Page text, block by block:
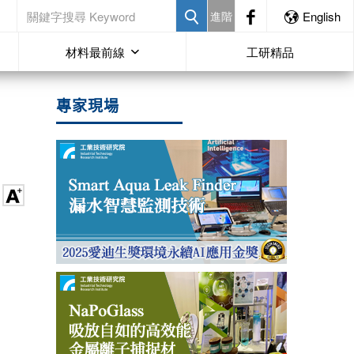
進階 English
材料最前線 工研精品
專家現場